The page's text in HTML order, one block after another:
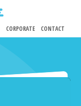
CORPORATE CONTACT